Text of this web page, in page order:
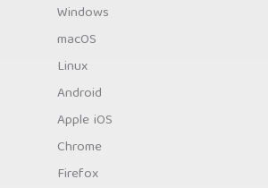
Windows
macOS
Linux
Android
Apple iOS
Chrome
Firefox